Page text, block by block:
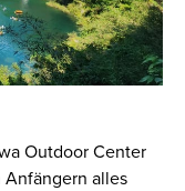
Outdoor Center
alles